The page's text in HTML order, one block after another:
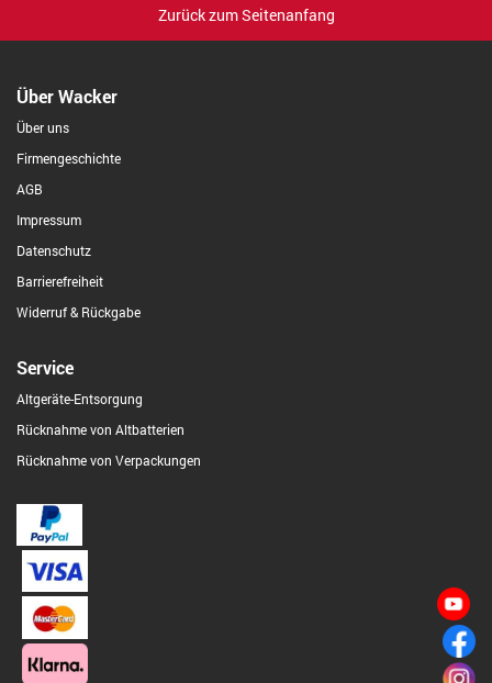
Zurück zum Seitenanfang
Über Wacker
Über uns
Firmengeschichte
AGB
Impressum
Datenschutz
Barrierefreiheit
Widerruf & Rückgabe
Service
Altgeräte-Entsorgung
Rücknahme von Altbatterien
Rücknahme von Verpackungen